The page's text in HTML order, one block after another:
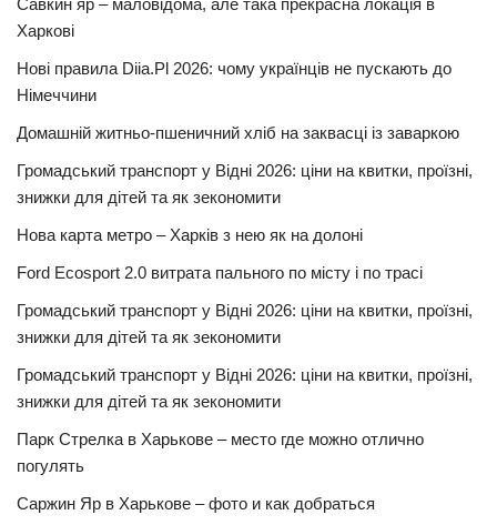
Савкин яр – маловідома, але така прекрасна локація в
Харкові
Нові правила Diia.Pl 2026: чому українців не пускають до
Німеччини
Домашній житньо-пшеничний хліб на заквасці із заваркою
Громадський транспорт у Відні 2026: ціни на квитки, проїзні,
знижки для дітей та як зекономити
Нова карта метро – Харків з нею як на долоні
Ford Ecosport 2.0 витрата пального по місту і по трасі
Громадський транспорт у Відні 2026: ціни на квитки, проїзні,
знижки для дітей та як зекономити
Громадський транспорт у Відні 2026: ціни на квитки, проїзні,
знижки для дітей та як зекономити
Парк Стрелка в Харькове – место где можно отлично
погулять
Саржин Яр в Харькове – фото и как добраться